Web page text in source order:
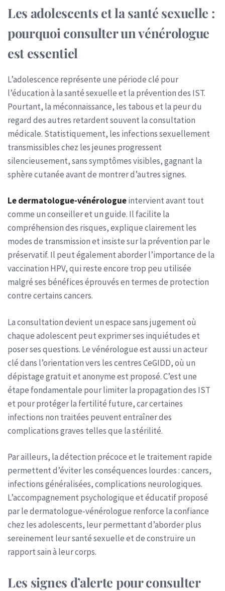
Les adolescents et la santé sexuelle :
pourquoi consulter un vénérologue
est essentiel
L’adolescence représente une période clé pour
l’éducation à la santé sexuelle et la prévention des IST.
Pourtant, la méconnaissance, les tabous et la peur du
regard des autres retardent souvent la consultation
médicale. Statistiquement, les infections sexuellement
transmissibles chez les jeunes progressent
silencieusement, sans symptômes visibles, gagnant la
sphère cutanée avant de montrer d’autres signes.
Le dermatologue-vénérologueintervient avant tout
comme un conseiller et un guide. Il facilite la
compréhension des risques, explique clairement les
modes de transmission et insiste sur la prévention par le
préservatif. Il peut également aborder l’importance de la
vaccination HPV, qui reste encore trop peu utilisée
malgré ses bénéfices éprouvés en termes de protection
contre certains cancers.
La consultation devient un espace sans jugement où
chaque adolescent peut exprimer ses inquiétudes et
poser ses questions. Le vénérologue est aussi un acteur
clé dans l’orientation vers les centres CeGIDD, où un
dépistage gratuit et anonyme est proposé. C’est une
étape fondamentale pour limiter la propagation des IST
et pour protéger la fertilité future, car certaines
infections non traitées peuvent entraîner des
complications graves telles que la stérilité.
Par ailleurs, la détection précoce et le traitement rapide
permettent d’éviter les conséquences lourdes : cancers,
infections généralisées, complications neurologiques.
L’accompagnement psychologique et éducatif proposé
par le dermatologue-vénérologue renforce la confiance
chez les adolescents, leur permettant d’aborder plus
sereinement leur santé sexuelle et de construire un
rapport sain à leur corps.
Les signes d’alerte pour consulter